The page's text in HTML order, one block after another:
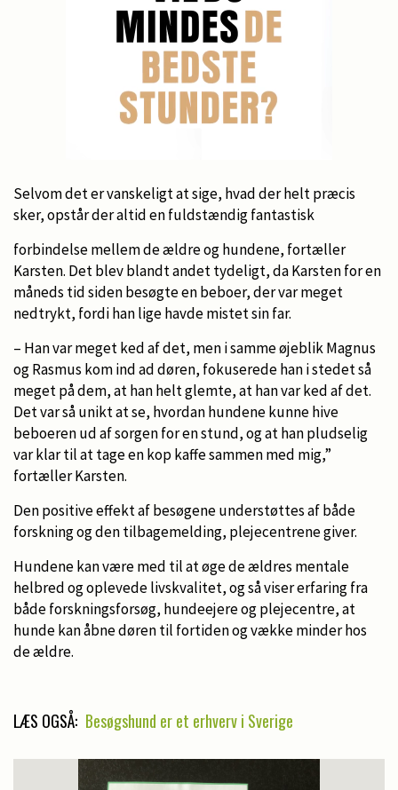
Selvom det er vanskeligt at sige, hvad der helt præcis
sker, opstår der altid en fuldstændig fantastisk
forbindelse mellem de ældre og hundene, fortæller
Karsten. Det blev blandt andet tydeligt, da Karsten for en
måneds tid siden besøgte en beboer, der var meget
nedtrykt, fordi han lige havde mistet sin far.
– Han var meget ked af det, men i samme øjeblik Magnus
og Rasmus kom ind ad døren, fokuserede han i stedet så
meget på dem, at han helt glemte, at han var ked af det.
Det var så unikt at se, hvordan hundene kunne hive
beboeren ud af sorgen for en stund, og at han pludselig
var klar til at tage en kop kaffe sammen med mig,”
fortæller Karsten.
Den positive effekt af besøgene understøttes af både
forskning og den tilbagemelding, plejecentrene giver.
Hundene kan være med til at øge de ældres mentale
helbred og oplevede livskvalitet, og så viser erfaring fra
både forskningsforsøg, hundeejere og plejecentre, at
hunde kan åbne døren til fortiden og vække minder hos
de ældre.
LÆS OGSÅ: Besøgshund er et erhverv i Sverige